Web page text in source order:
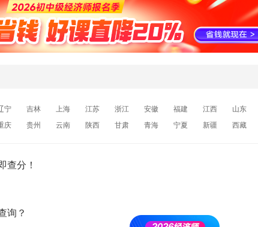
宁 吉林 上海 江苏 浙江 安徽 福建 江西 山东
庆 贵州 云南 陕西 甘肃 青海 宁夏 新疆 西藏
查分！
询？